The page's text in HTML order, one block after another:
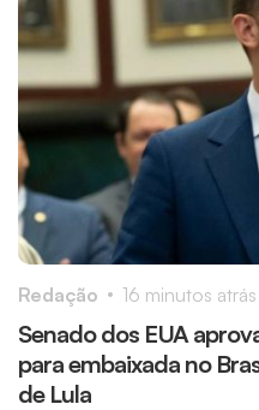
Senado dos EUA
para embaixada no
de Lula
Redação 16 minutos atrás